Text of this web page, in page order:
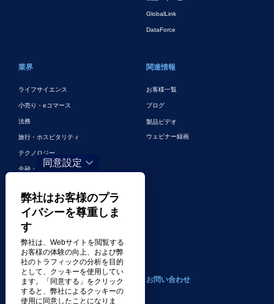
GlobalLink
DataForce
業界
ライフサイエンス
小売り・eコマース
法務
旅行・ホスピタリティ
テクノロジー
金融・銀行
エンターテイメント
デジタルマーケティングとデジタル広
告
その他の業界
関連情報
お客様一覧
ブログ
製品ビデオ
ウェビナー録画
会社案内
トランスパーフェクトについて
お問い合わせ
同意設定
弊社はお客様のプラ
イバシーを尊重しま
す
弊社は、Webサイトを閲覧する
お客様の体験の向上、および弊
社のトラフィックの分析を目的
として、クッキーを使用してい
ます。「同意する」をクリック
すると、弊社によるクッキーの
使用に同意したことになりま